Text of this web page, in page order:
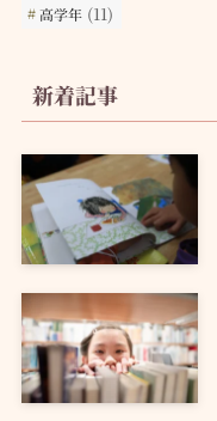
高学年 (11)
新着記事